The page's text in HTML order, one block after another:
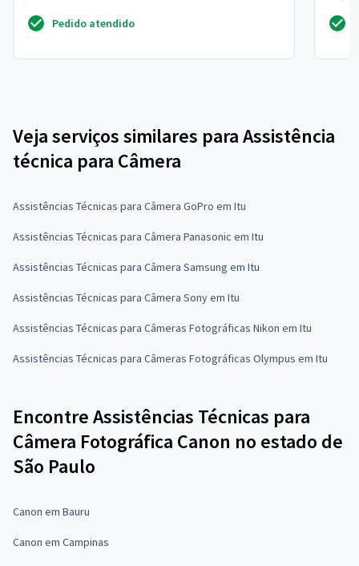
Pedido atendido
Veja serviços similares para Assistência
técnica para Câmera
Assistências Técnicas para Câmera GoPro em Itu
Assistências Técnicas para Câmera Panasonic em Itu
Assistências Técnicas para Câmera Samsung em Itu
Assistências Técnicas para Câmera Sony em Itu
Assistências Técnicas para Câmeras Fotográficas Nikon em Itu
Assistências Técnicas para Câmeras Fotográficas Olympus em Itu
Encontre Assistências Técnicas para
Câmera Fotográfica Canon no estado de
São Paulo
Canon em Bauru
Canon em Campinas